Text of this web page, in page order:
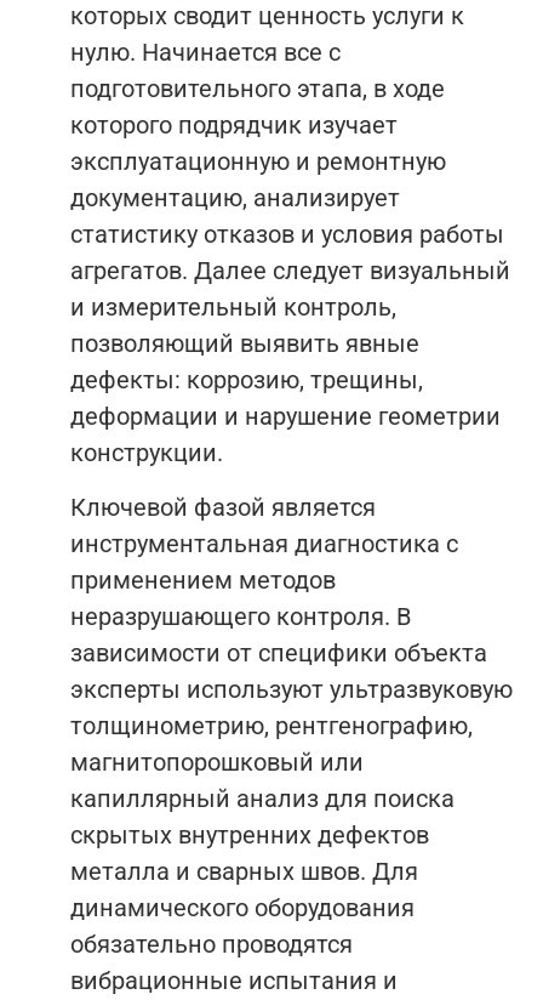
которых сводит ценность услуги к
нулю. Начинается все с
подготовительного этапа, в ходе
которого подрядчик изучает
эксплуатационную и ремонтную
документацию, анализирует
статистику отказов и условия работы
агрегатов. Далее следует визуальный
и измерительный контроль,
позволяющий выявить явные
дефекты: коррозию, трещины,
деформации и нарушение геометрии
конструкции.
Ключевой фазой является
инструментальная диагностика с
применением методов
неразрушающего контроля. В
зависимости от специфики объекта
эксперты используют ультразвуковую
толщинометрию, рентгенографию,
магнитопорошковый или
капиллярный анализ для поиска
скрытых внутренних дефектов
металла и сварных швов. Для
динамического оборудования
обязательно проводятся
вибрационные испытания и